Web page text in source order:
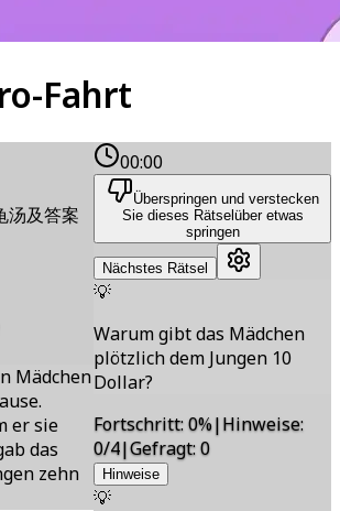
Fahrt
汤及答案
Mädchen
er sie
das
zehn
00:00
Überspringen und verstecken
Sie dieses Rätsel über etwas
springen
Nächstes Rätsel
💡
Warum gibt das Mädchen
plötzlich dem Jungen 10
Dollar?
Fortschritt:0%|Hinweise:
0/4|Gefragt:0
Hinweise
💡